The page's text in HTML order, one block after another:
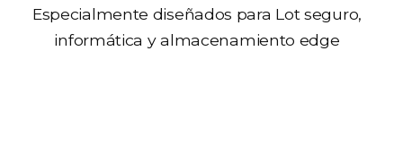
Especialmente diseñados para Lot seguro,
informática y almacenamiento edge